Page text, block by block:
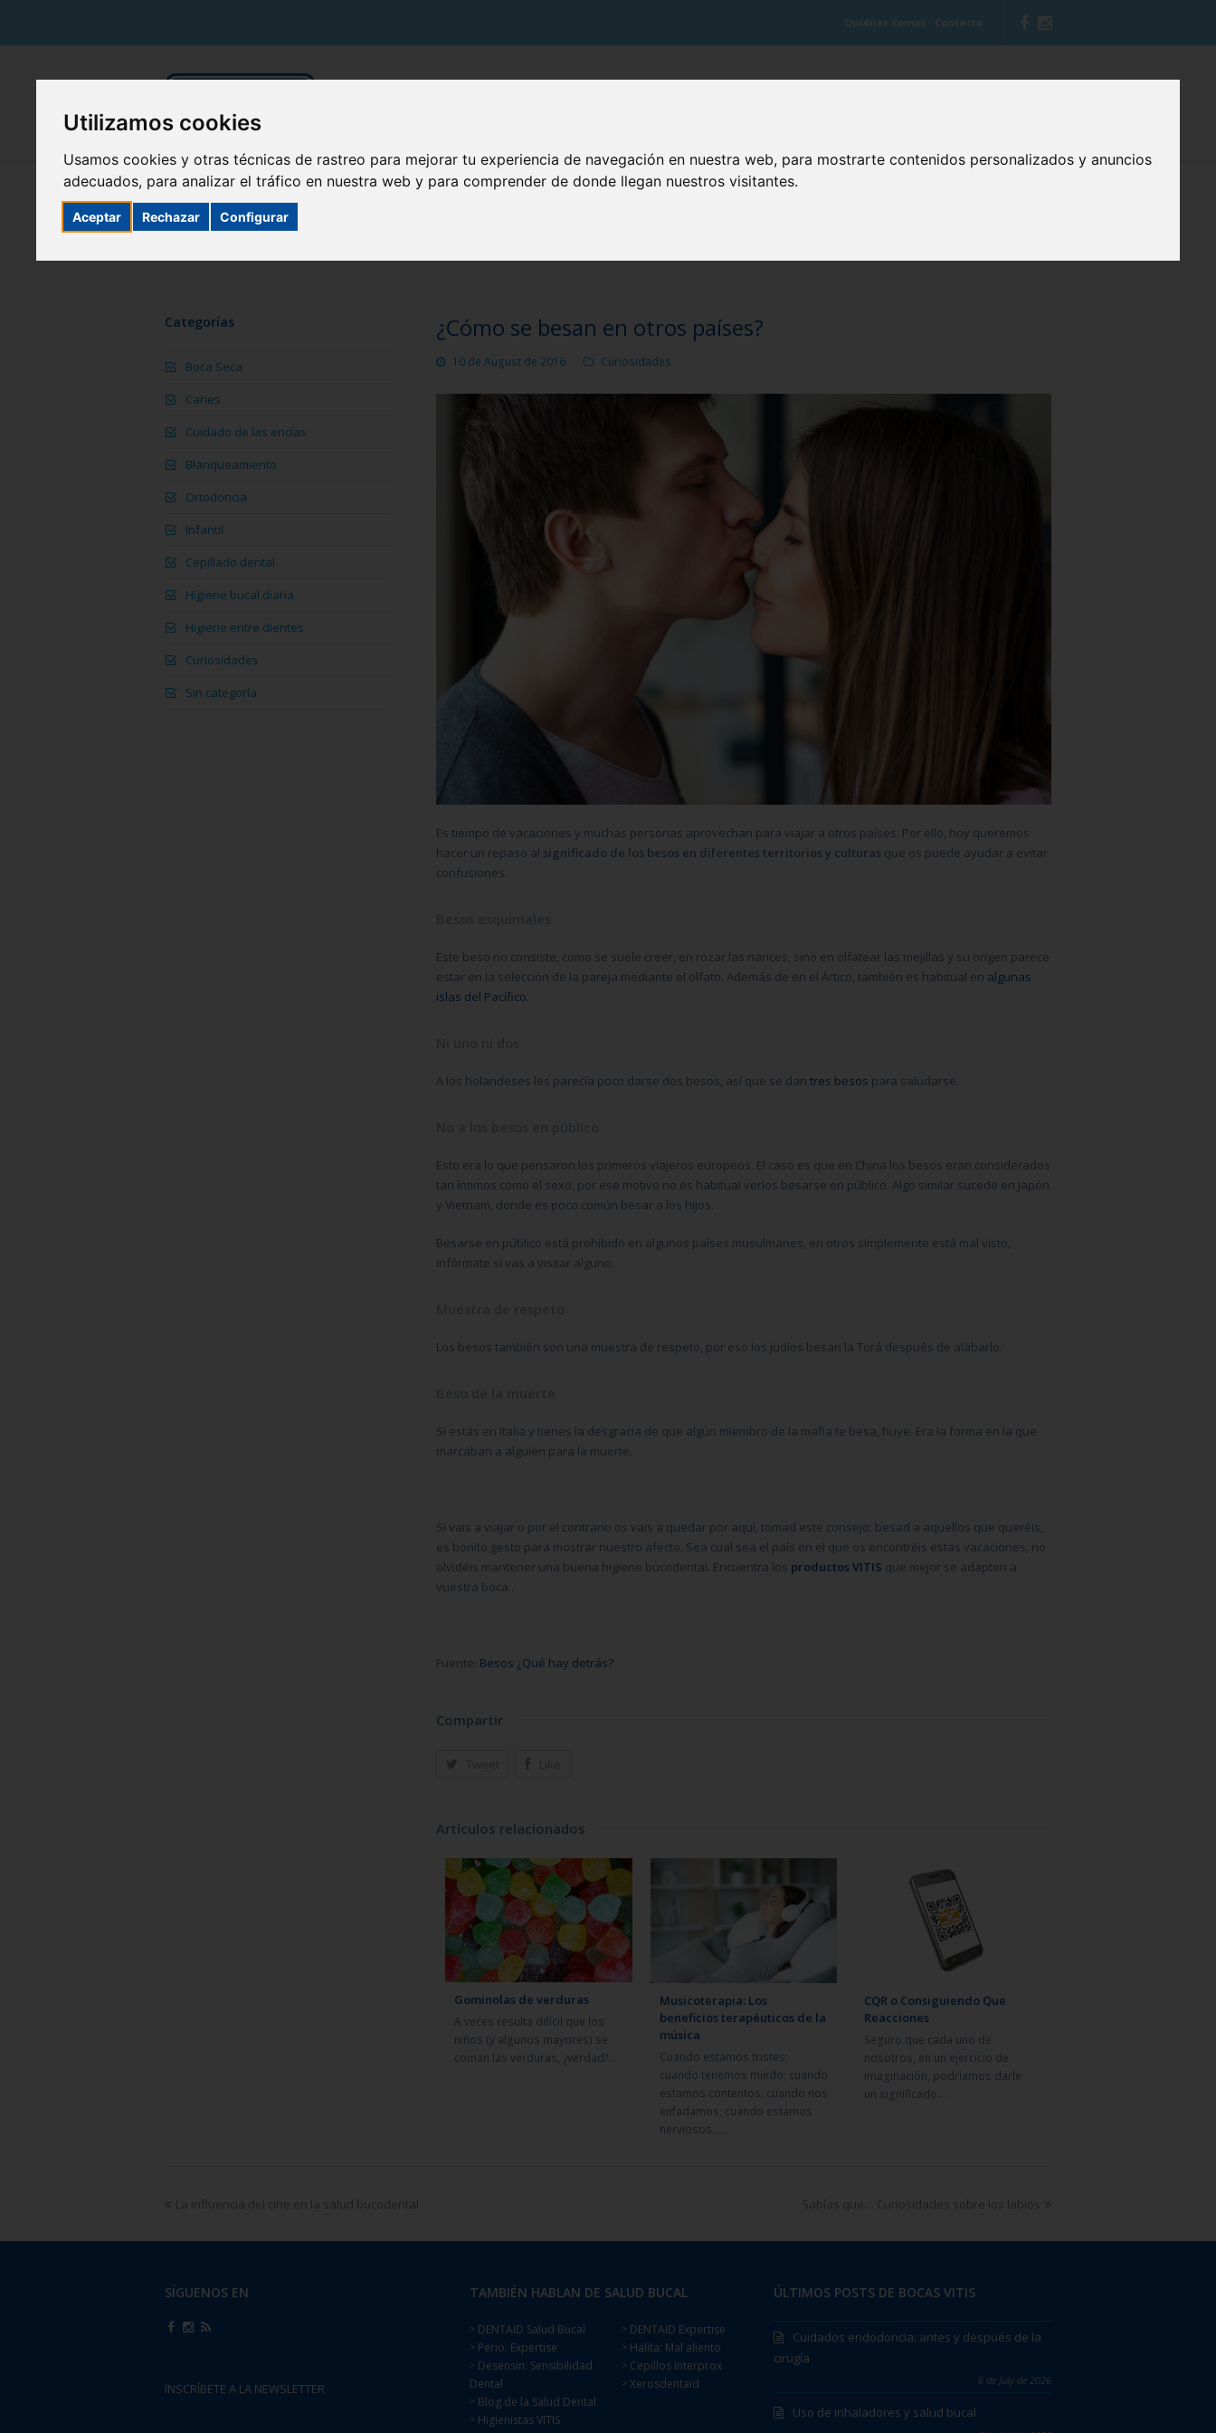
Utilizamos cookies
Usamos cookies y otras técnicas de rastreo para mejorar tu experiencia de navegación en nuestra web, para mostrarte contenidos personalizados y anuncios
adecuados, para analizar el tráfico en nuestra web y para comprender de donde llegan nuestros visitantes.
Aceptar Rechazar Configurar
Quiénes Somos Contacto
¿Cómo se besan en otros países?
10 de August de 2016 Curiosidades
Es tiempo de vacaciones y muchas personas aprovechan para viajar a otros países. Por ello, hoy queremos
hacer un repaso al significado de los besos en diferentes territorios y culturas que os puede ayudar a evitar
confusiones.
Este beso no consiste, como se suele creer, en rozar las narices, sino en olfatear las mejillas y su origen parece
estar en la selección de la pareja mediante el olfato. Además de en el Ártico, también es habitual en algunas
islas del Pacífico.
A los holandeses les parecía poco darse dos besos, así que se dan tres besos para saludarse.
Esto era lo que pensaron los primeros viajeros europeos. El caso es que en China los besos eran considerados
tan íntimos como el sexo, por ese motivo no es habitual verlos besarse en público. Algo similar sucede en Japón
y Vietnam, donde es poco común besar a los hijos.
Besarse en público está prohibido en algunos países musulmanes, en otros simplemente está mal visto,
infórmate si vas a visitar alguno.
Los besos también son una muestra de respeto, por eso los judíos besan la Torá después de alabarlo.
Si estás en Italia y tienes la desgracia de que algún miembro de la mafia te besa, huye. Era la forma en la que
marcaban a alguien para la muerte.
Si vais a viajar o por el contrario os vais a quedar por aquí, tomad este consejo: besad a aquellos que queréis,
es bonito gesto para mostrar nuestro afecto. Sea cual sea el país en el que os encontréis estas vacaciones, no
olvidéis mantener una buena higiene bucodental. Encuentra los productos VITIS que mejor se adapten a
vuestra boca..
Fuente: Besos ¿Qué hay detrás?
Compartir
Artículos relacionados
Gominolas de verduras
A veces resulta difícil que los
niños (y algunos mayores) se
coman las verduras, ¿verdad?…
Musicoterapia: Los
beneficios terapéuticos de la
música
Cuando estamos tristes;
cuando tenemos miedo; cuando
estamos contentos; cuando nos
enfadamos; cuando estamos
nerviosos……
CQR o Consiguiendo Que
Reacciones
Seguro que cada uno de
nosotros, en un ejercicio de
imaginación, podríamos darle
un significado…
Categorías
Boca Seca
Caries
Cuidado de las encías
Blanqueamiento
Ortodoncia
Infantil
Cepillado dental
Higiene bucal diaria
Higiene entre dientes
Curiosidades
Sin categoría
La influencia del cine en la salud bucodental Sabías que… Curiosidades sobre los labios
SÍGUENOS EN
INSCRÍBETE A LA NEWSLETTER
TAMBIÉN HABLAN DE SALUD BUCAL
> DENTAID Salud Bucal
> Perio: Expertise
> Desensin: Sensibilidad
Dental
> Blog de la Salud Dental
> Higienistas VITIS
> DENTAID Expertise
> Halita: Mal aliento
> Cepillos Interprox
> Xerosdentaid
ÚLTIMOS POSTS DE BOCAS VITIS
Cuidados endodoncia: antes y después de la
cirugía
6 de July de 2026
Uso de inhaladores y salud bucal